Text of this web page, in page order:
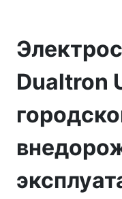
Dualtron